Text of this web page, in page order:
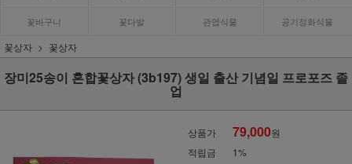
꽃바구니 꽃다발 관엽식물 공기정화식물
꽃상자 꽃상자
장미25송이 혼합꽃상자 (3b197) 생일 출산 기념일 프로포즈 졸
업
상품가 79,000원
적립금
1%